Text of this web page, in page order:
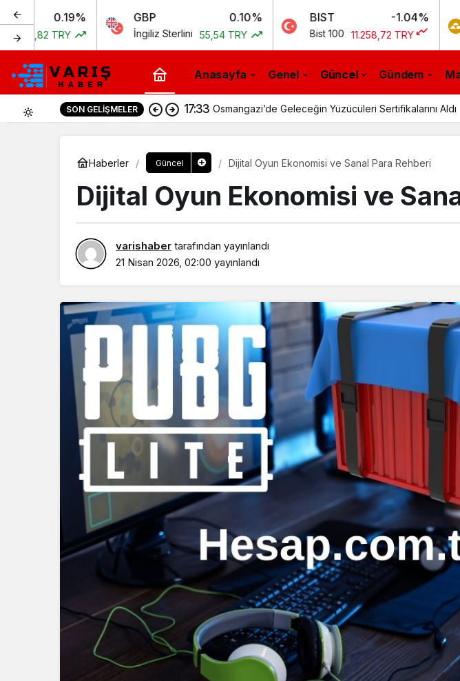
GBP
İngiliz Sterlini 55,54 TRY
BIST -1.04%
Bist 100 11.258,72 TRY
GR.
Gram
Anasayfa Genel Güncel Gündem
0
SON GELIŞMELER 17:33 Osmangazi’de Geleceğin Yüzücüleri Sertifikalarını Aldı
Haberler Güncel Dijital Oyun Ekonomisi ve Sanal Para Rehberi
Dijital Oyun Ekonomisi ve
varishaber tarafından yayınlandı
21 Nisan 2026, 02:00 yayınlandı